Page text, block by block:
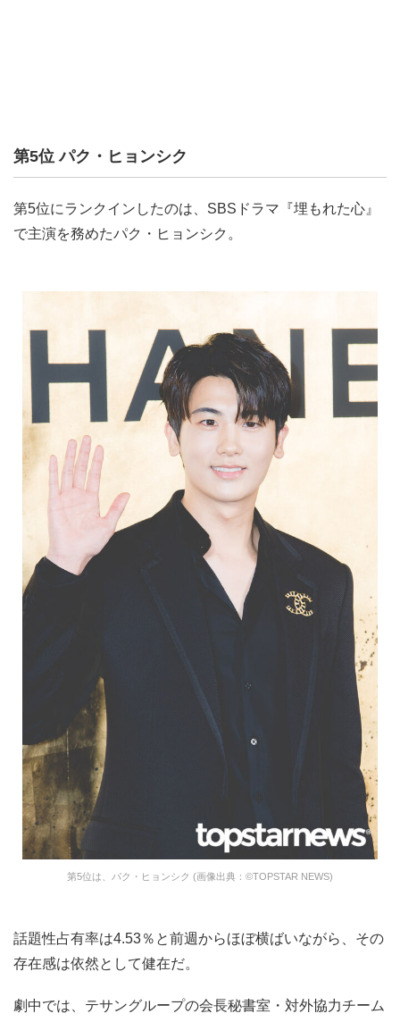
第5位 パク・ヒョンシク
第5位にランクインしたのは、SBSドラマ『埋もれた心』
で主演を務めたパク・ヒョンシク。
第5位は、パク・ヒョンシク (画像出典：©TOPSTAR NEWS)
話題性占有率は4.53％と前週からほぼ横ばいながら、その
存在感は依然として健在だ。
劇中では、テサングループの会長秘書室・対外協力チーム